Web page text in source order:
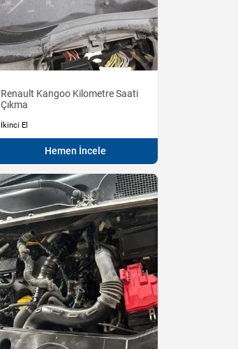
Renault Kangoo Kilometre Saati
Çıkma
İkinci El
Hemen İncele